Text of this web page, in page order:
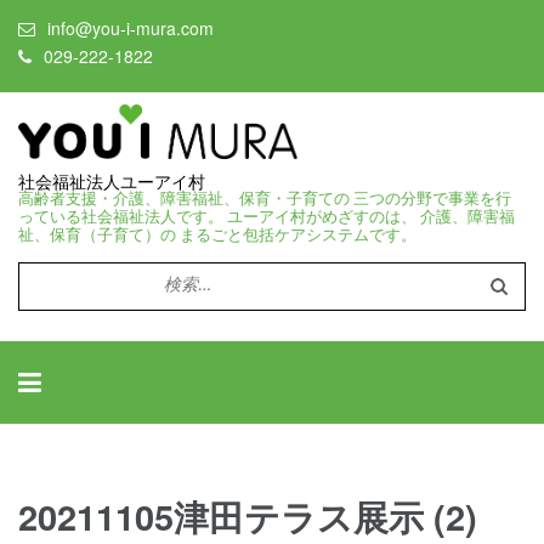
info@you-i-mura.com
029-222-1822
社会福祉法人ユーアイ村
高齢者支援・介護、障害福祉、保育・子育ての 三つの分野で事業を行
っている社会福祉法人です。 ユーアイ村がめざすのは、 介護、障害福
祉、保育（子育て）の まるごと包括ケアシステムです。
検
索:
20211105津田テラス展示 (2)